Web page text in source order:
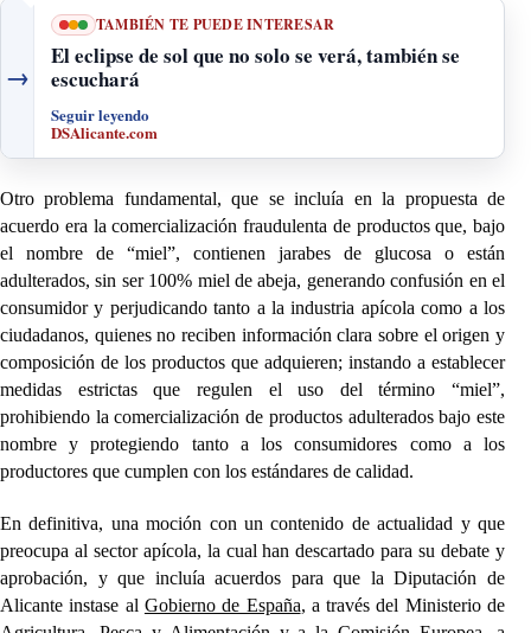
→
TAMBIÉN TE PUEDE INTERESAR
El eclipse de sol que no solo se verá, también se
escuchará
Seguir leyendo
DSAlicante.com
Otro problema fundamental, que se incluía en la propuesta de
acuerdo era la comercialización fraudulenta de productos que, bajo
el nombre de “miel”, contienen jarabes de glucosa o están
adulterados, sin ser 100% miel de abeja, generando confusión en el
consumidor y perjudicando tanto a la industria apícola como a los
ciudadanos, quienes no reciben información clara sobre el origen y
composición de los productos que adquieren; instando a establecer
medidas estrictas que regulen el uso del término “miel”,
prohibiendo la comercialización de productos adulterados bajo este
nombre y protegiendo tanto a los consumidores como a los
productores que cumplen con los estándares de calidad.
En definitiva, una moción con un contenido de actualidad y que
preocupa al sector apícola, la cual han descartado para su debate y
aprobación, y que incluía acuerdos para que la Diputación de
Alicante instase al Gobierno de España, a través del Ministerio de